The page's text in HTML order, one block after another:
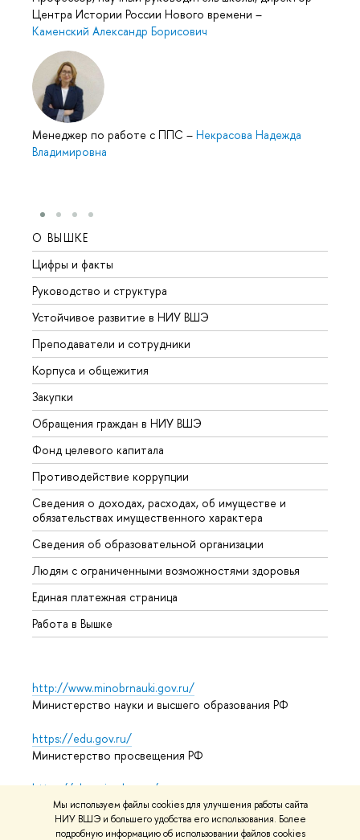
Мы используем файлы cookies для улучшения работы сайта
НИУ ВШЭ и большего удобства его использования. Более
подробную информацию об использовании файлов cookies
Центра Истории России Нового времени –
Каменский Александр Борисович
Менеджер по работе с ППС – Некрасова Надежда
Владимировна
О ВЫШКЕ
Цифры и факты
Руководство и структура
Устойчивое развитие в НИУ ВШЭ
Преподаватели и сотрудники
Корпуса и общежития
Закупки
Обращения граждан в НИУ ВШЭ
Фонд целевого капитала
Противодействие коррупции
Сведения о доходах, расходах, об имуществе и
обязательствах имущественного характера
Сведения об образовательной организации
Людям с ограниченными возможностями здоровья
Единая платежная страница
Работа в Вышке
http://www.minobrnauki.gov.ru/
Министерство науки и высшего образования РФ
https://edu.gov.ru/
Министерство просвещения РФ
https://elearning.hse.ru/mooc
Массовые открытые онлайн-курсы